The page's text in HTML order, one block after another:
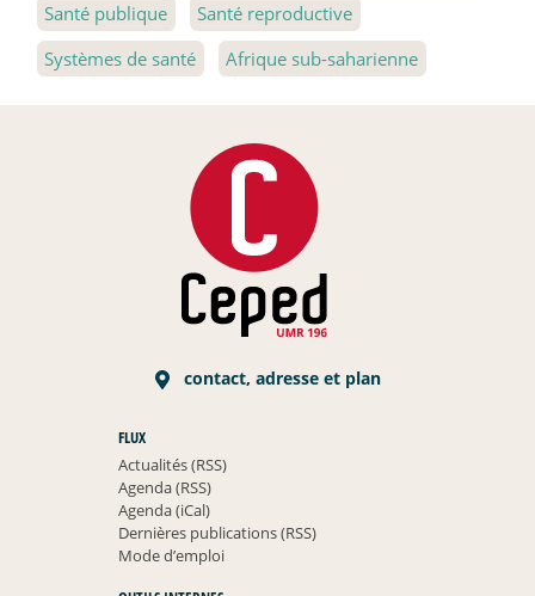
Santé publique
Santé reproductive
Systèmes de santé
Afrique sub-saharienne
contact, adresse et plan
FLUX
Actualités (RSS)
Agenda (RSS)
Agenda (iCal)
Dernières publications (RSS)
Mode d’emploi